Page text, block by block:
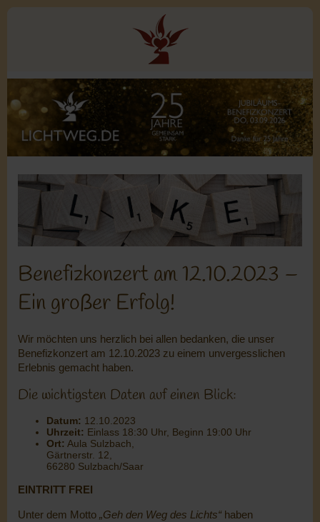
Benefizkonzert am 12.10.2023 –
Ein großer Erfolg!
Wir möchten uns herzlich bei allen bedanken, die unser
Benefizkonzert am 12.10.2023 zu einem unvergesslichen
Erlebnis gemacht haben.
Die wichtigsten Daten auf einen Blick:
Datum: 12.10.2023
Uhrzeit: Einlass 18:30 Uhr, Beginn 19:00 Uhr
Ort: Aula Sulzbach,
Gärtnerstr. 12,
66280 Sulzbach/Saar
EINTRITT FREI
Unter dem Motto „Geh den Weg des Lichts“ haben